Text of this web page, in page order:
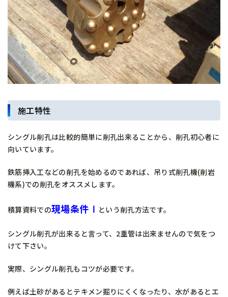
施工特性
シングル削孔は比較的簡単に削孔出来ることから、削孔初心者に
向いています。
鉄筋挿入工などの削孔を始めるのであれば、吊り式削孔機(削岩
機系)での削孔をオススメします。
積算資料での現場条件Ⅰ という削孔方法です。
シングル削孔が出来ると言って、2重管は出来ませんので気をつ
けて下さい。
実際、シングル削孔もコツが必要です。
例えば土砂があるとテキメン掘りにくくなったり、水があるとエ